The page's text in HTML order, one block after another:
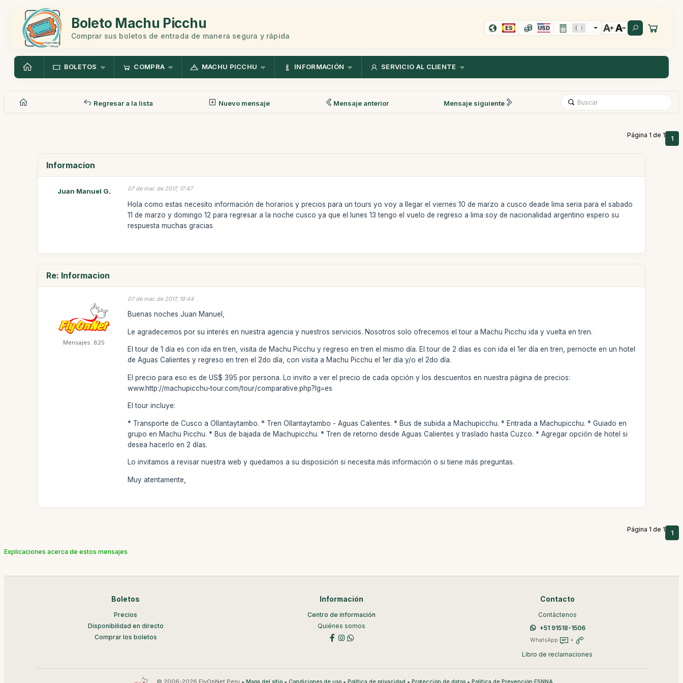
Boleto Machu Picchu
Comprar sus boletos de entrada de manera segura y rápida
ES USD
BOLETOS COMPRA MACHU PICCHU INFORMACIÓN SERVICIO AL CLIENTE
Regresar a la lista Nuevo mensaje Mensaje anterior Mensaje siguiente
Página 1 de 1 1
Informacion
Juan Manuel G. 07 de mar. de 2017, 17:47
Hola como estas necesito información de horarios y precios para un tours yo voy a llegar el viernes 10 de marzo a cusco deade lima seria para el sabado
11 de marzo y domingo 12 para regresar a la noche cusco ya que el lunes 13 tengo el vuelo de regreso a lima soy de nacionalidad argentino espero su
respuesta muchas gracias
Re: Informacion
Mensajes: 825
07 de mar. de 2017, 19:44
Buenas noches Juan Manuel,
Le agradecemos por su interés en nuestra agencia y nuestros servicios. Nosotros solo ofrecemos el tour a Machu Picchu ida y vuelta en tren.
El tour de 1 día es con ida en tren, visita de Machu Picchu y regreso en tren el mismo día. El tour de 2 días es con ida el 1er día en tren, pernocte en un hotel
de Aguas Calientes y regreso en tren el 2do día, con visita a Machu Picchu el 1er día y/o el 2do día.
El precio para eso es de US$ 395 por persona. Lo invito a ver el precio de cada opción y los descuentos en nuestra página de precios:
www.http://machupicchu-tour.com/tour/comparative.php?lg=es
El tour incluye:
* Transporte de Cusco a Ollantaytambo. * Tren Ollantaytambo - Aguas Calientes. * Bus de subida a Machupicchu. * Entrada a Machupicchu. * Guiado en
grupo en Machu Picchu. * Bus de bajada de Machupicchu. * Tren de retorno desde Aguas Calientes y traslado hasta Cuzco. * Agregar opción de hotel si
desea hacerlo en 2 días.
Lo invitamos a revisar nuestra web y quedamos a su disposición si necesita más información o si tiene más preguntas.
Muy atentamente,
Página 1 de 1 1
Explicaciones acerca de estos mensajes
Boletos
Precios
Disponibilidad en directo
Comprar los boletos
Información
Centro de información
Quiénes somos
Contacto
Contáctenos
+51 91518-1506
WhatsApp +
Libro de reclamaciones
© 2006-2026 FlyOnNet Peru • • • • •